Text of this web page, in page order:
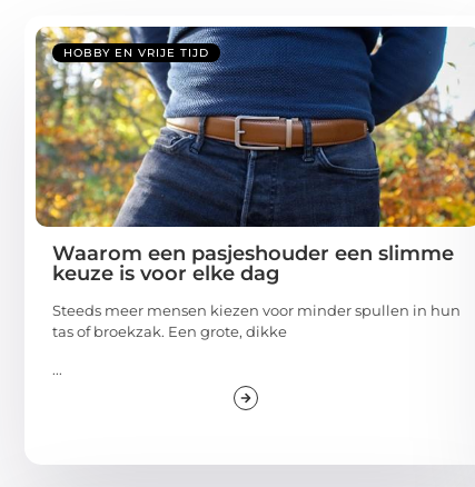
HOBBY EN VRIJE TIJD
Waarom een pasjeshouder een slimme
keuze is voor elke dag
Steeds meer mensen kiezen voor minder spullen in hun
tas of broekzak. Een grote, dikke
...